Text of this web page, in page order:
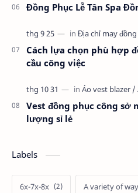
Đồng Phục Lễ Tân Spa
Cách lựa chọn phù hợp
cầu công việc
Vest đồng phục công sở
lượng sỉ lẻ
Labels
6x-7x-8x A variety of